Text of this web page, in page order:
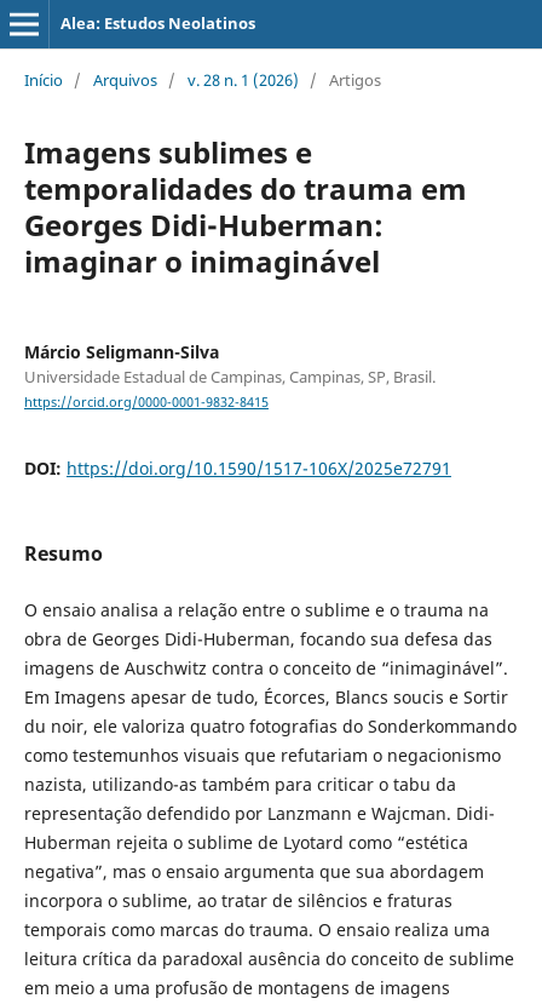
Alea: Estudos Neolatinos
Início / Arquivos / v. 28 n. 1 (2026) / Artigos
Imagens sublimes e
temporalidades do trauma em
Georges Didi-Huberman:
imaginar o inimaginável
Márcio Seligmann-Silva
Universidade Estadual de Campinas, Campinas, SP, Brasil.
https://orcid.org/0000-0001-9832-8415
DOI: https://doi.org/10.1590/1517-106X/2025e72791
Resumo
O ensaio analisa a relação entre o sublime e o trauma na
obra de Georges Didi-Huberman, focando sua defesa das
imagens de Auschwitz contra o conceito de “inimaginável”.
Em Imagens apesar de tudo, Écorces, Blancs soucis e Sortir
du noir, ele valoriza quatro fotografias do Sonderkommando
como testemunhos visuais que refutariam o negacionismo
nazista, utilizando-as também para criticar o tabu da
representação defendido por Lanzmann e Wajcman. Didi-
Huberman rejeita o sublime de Lyotard como “estética
negativa”, mas o ensaio argumenta que sua abordagem
incorpora o sublime, ao tratar de silêncios e fraturas
temporais como marcas do trauma. O ensaio realiza uma
leitura crítica da paradoxal ausência do conceito de sublime
em meio a uma profusão de montagens de imagens